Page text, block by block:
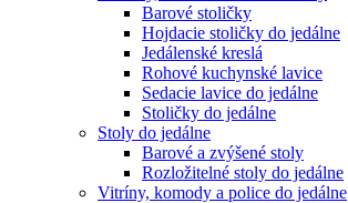
Barové stoličky
Hojdacie stoličky do jedálne
Jedálenské kreslá
Rohové kuchynské lavice
Sedacie lavice do jedálne
Stoličky do jedálne
Stoly do jedálne
Barové a zvýšené stoly
Rozložitelné stoly do jedálne
Vitríny, komody a police do jedálne